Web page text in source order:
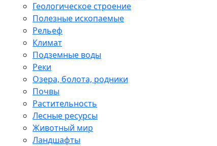
Геологическое строение
Полезные ископаемые
Рельеф
Климат
Подземные воды
Реки
Озера, болота, родники
Почвы
Растительность
Лесные ресурсы
Животный мир
Ландшафты